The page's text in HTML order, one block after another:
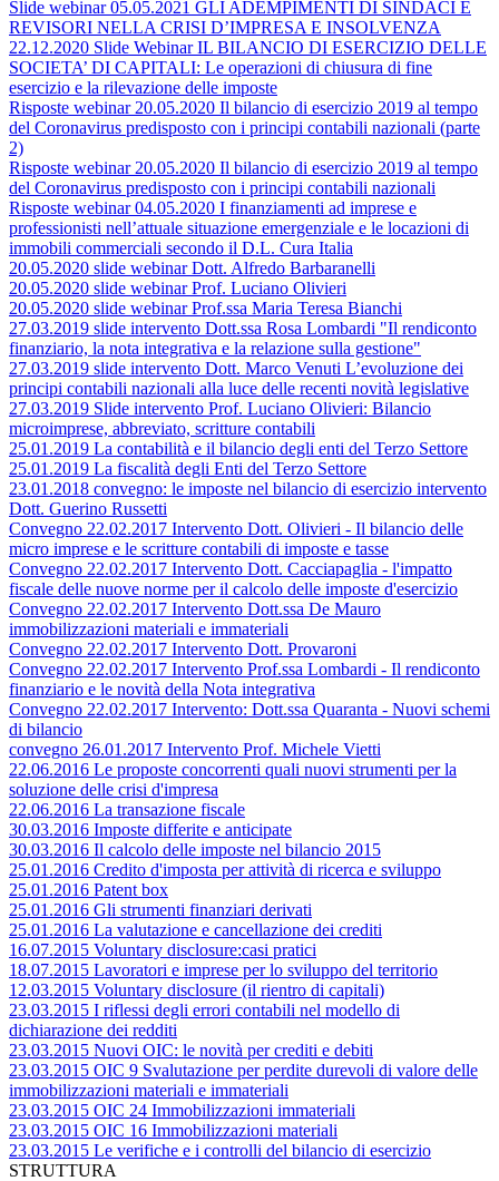
Slide webinar 05.05.2021 GLI ADEMPIMENTI DI SINDACI E
REVISORI NELLA CRISI D’IMPRESA E INSOLVENZA
22.12.2020 Slide Webinar IL BILANCIO DI ESERCIZIO DELLE
SOCIETA’ DI CAPITALI: Le operazioni di chiusura di fine
esercizio e la rilevazione delle imposte
Risposte webinar 20.05.2020 Il bilancio di esercizio 2019 al tempo
del Coronavirus predisposto con i principi contabili nazionali (parte
2)
Risposte webinar 20.05.2020 Il bilancio di esercizio 2019 al tempo
del Coronavirus predisposto con i principi contabili nazionali
Risposte webinar 04.05.2020 I finanziamenti ad imprese e
professionisti nell’attuale situazione emergenziale e le locazioni di
immobili commerciali secondo il D.L. Cura Italia
20.05.2020 slide webinar Dott. Alfredo Barbaranelli
20.05.2020 slide webinar Prof. Luciano Olivieri
20.05.2020 slide webinar Prof.ssa Maria Teresa Bianchi
27.03.2019 slide intervento Dott.ssa Rosa Lombardi "Il rendiconto
finanziario, la nota integrativa e la relazione sulla gestione"
27.03.2019 slide intervento Dott. Marco Venuti L’evoluzione dei
principi contabili nazionali alla luce delle recenti novità legislative
27.03.2019 Slide intervento Prof. Luciano Olivieri: Bilancio
microimprese, abbreviato, scritture contabili
25.01.2019 La contabilità e il bilancio degli enti del Terzo Settore
25.01.2019 La fiscalità degli Enti del Terzo Settore
23.01.2018 convegno: le imposte nel bilancio di esercizio intervento
Dott. Guerino Russetti
Convegno 22.02.2017 Intervento Dott. Olivieri - Il bilancio delle
micro imprese e le scritture contabili di imposte e tasse
Convegno 22.02.2017 Intervento Dott. Cacciapaglia - l'impatto
fiscale delle nuove norme per il calcolo delle imposte d'esercizio
Convegno 22.02.2017 Intervento Dott.ssa De Mauro
immobilizzazioni materiali e immateriali
Convegno 22.02.2017 Intervento Dott. Provaroni
Convegno 22.02.2017 Intervento Prof.ssa Lombardi - Il rendiconto
finanziario e le novità della Nota integrativa
Convegno 22.02.2017 Intervento: Dott.ssa Quaranta - Nuovi schemi
di bilancio
convegno 26.01.2017 Intervento Prof. Michele Vietti
22.06.2016 Le proposte concorrenti quali nuovi strumenti per la
soluzione delle crisi d'impresa
22.06.2016 La transazione fiscale
30.03.2016 Imposte differite e anticipate
30.03.2016 Il calcolo delle imposte nel bilancio 2015
25.01.2016 Credito d'imposta per attività di ricerca e sviluppo
25.01.2016 Patent box
25.01.2016 Gli strumenti finanziari derivati
25.01.2016 La valutazione e cancellazione dei crediti
16.07.2015 Voluntary disclosure:casi pratici
18.07.2015 Lavoratori e imprese per lo sviluppo del territorio
12.03.2015 Voluntary disclosure (il rientro di capitali)
23.03.2015 I riflessi degli errori contabili nel modello di
dichiarazione dei redditi
23.03.2015 Nuovi OIC: le novità per crediti e debiti
23.03.2015 OIC 9 Svalutazione per perdite durevoli di valore delle
immobilizzazioni materiali e immateriali
23.03.2015 OIC 24 Immobilizzazioni immateriali
23.03.2015 OIC 16 Immobilizzazioni materiali
23.03.2015 Le verifiche e i controlli del bilancio di esercizio
STRUTTURA